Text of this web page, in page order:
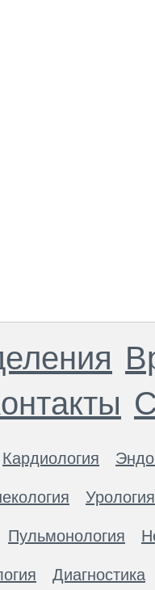
Кардиология
Урология
Пульмонология
Диагностика